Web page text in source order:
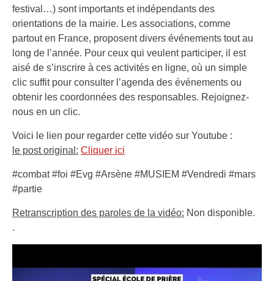
festival…) sont importants et indépendants des
orientations de la mairie. Les associations, comme
partout en France, proposent divers événements tout au
long de l’année. Pour ceux qui veulent participer, il est
aisé de s’inscrire à ces activités en ligne, où un simple
clic suffit pour consulter l’agenda des événements ou
obtenir les coordonnées des responsables. Rejoignez-
nous en un clic.
Voici le lien pour regarder cette vidéo sur Youtube :
le post original: Cliquer ici
#combat #foi #Evg #Arsène #MUSIEM #Vendredi #mars
#partie
Retranscription des paroles de la vidéo: Non disponible.
.